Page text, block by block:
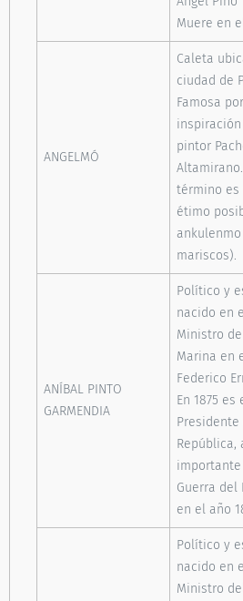
Muere en
ANGELMÓ
Caleta
ciudad de
Famosa
pintor
término es
étimo
mariscos).
ANÍBAL PINTO
GARMENDIA
Político y
nacido en
Ministro
Marina en
Federico
En 1875 es
Presidente
República,
Guerra del
en el año
Político y
nacido en
Ministro